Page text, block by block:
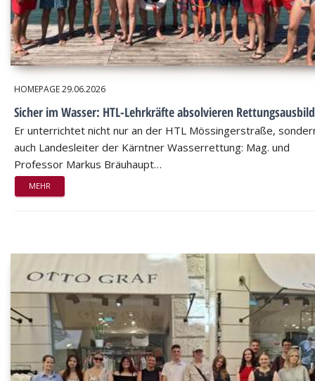
HOMEPAGE29.06.2026
Sicher im Wasser: HTL-Lehrkräfte absolvieren
Er unterrichtet nicht nur an der HTL Mössingerstraße,
auch Landesleiter der Kärntner Wasserrettung: Mag. und
Professor Markus Bräuhaupt…
MEHR